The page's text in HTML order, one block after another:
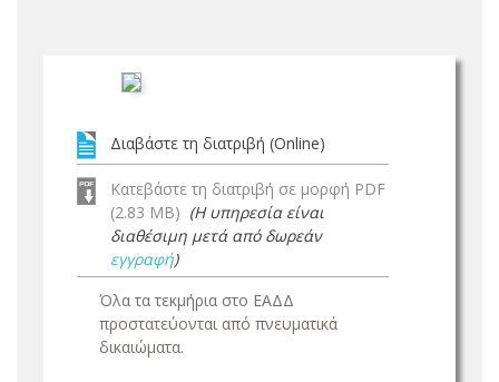
Διαβάστε τη διατριβή (Online)
Κατεβάστε τη διατριβή σε μορφή PDF
(2.83 MB) (Η υπηρεσία είναι
διαθέσιμη μετά από δωρεάν
εγγραφή)
Όλα τα τεκμήρια στο ΕΑΔΔ
προστατεύονται από πνευματικά
δικαιώματα.